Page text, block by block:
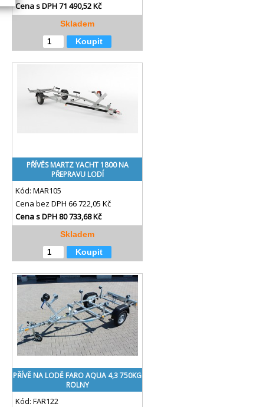
Cena s DPH71 490,52 Kč
Skladem
Koupit
PŘÍVĚS MARTZ YACHT 1800 NA
PŘEPRAVU LODÍ
Kód: MAR105
Cena bez DPH 66 722,05 Kč
Cena s DPH80 733,68 Kč
Skladem
Koupit
PŘÍVĚ NA LODĚ FARO AQUA 4,3 750KG
ROLNY
Kód: FAR122